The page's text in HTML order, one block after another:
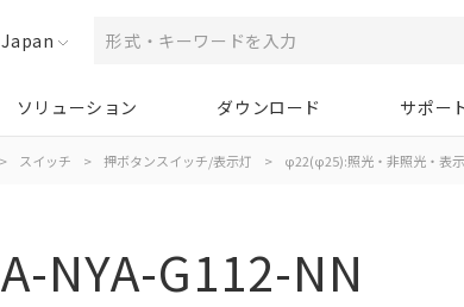
Japan
ソリューション ダウンロード サポー
> スイッチ > 押ボタンスイッチ/表示灯 > φ22(φ25):照光・非照光・表
NYA-G112-NN